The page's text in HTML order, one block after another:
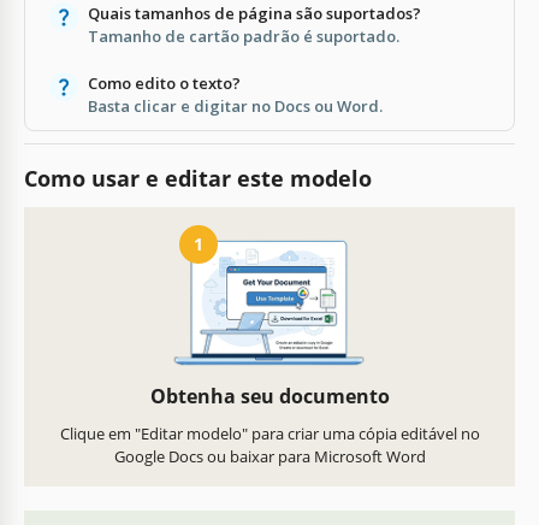
Quais tamanhos de página são suportados?
Tamanho de cartão padrão é suportado.
Como edito o texto?
Basta clicar e digitar no Docs ou Word.
Como usar e editar este modelo
1
Obtenha seu documento
Clique em "Editar modelo" para criar uma cópia editável no
Google Docs ou baixar para Microsoft Word